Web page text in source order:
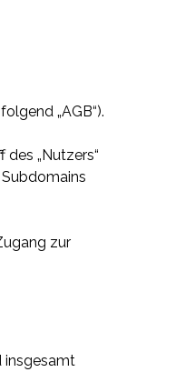
„AGB“).
„Nutzers“
zur
insgesamt